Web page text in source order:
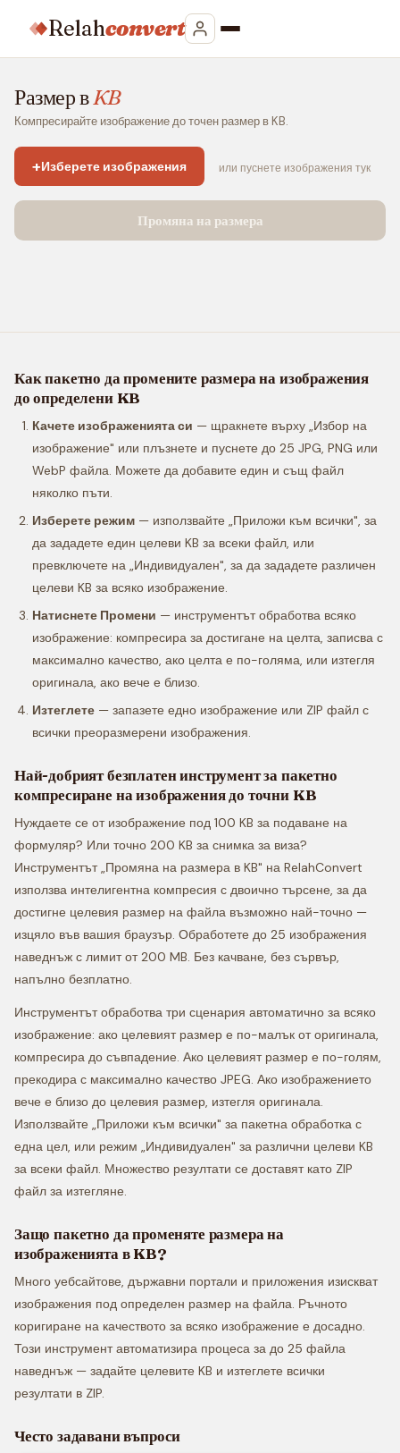
Relahconvert
Размер вKB
Компресирайте изображение до точен размер в KB.
+Изберете изображения или пуснете изображения тук
Промяна на размера
Как пакетно да промените размера на изображения
до определени KB
Качете изображенията си — щракнете върху „Избор на
изображение" или плъзнете и пуснете до 25 JPG, PNG или
WebP файла. Можете да добавите един и същ файл
няколко пъти.
Изберете режим — използвайте „Приложи към всички", за
да зададете един целеви KB за всеки файл, или
превключете на „Индивидуален", за да зададете различен
целеви KB за всяко изображение.
Натиснете Промени — инструментът обработва всяко
изображение: компресира за достигане на целта, записва с
максимално качество, ако целта е по-голяма, или изтегля
оригинала, ако вече е близо.
Изтеглете — запазете едно изображение или ZIP файл с
всички преоразмерени изображения.
Най-добрият безплатен инструмент за пакетно
компресиране на изображения до точни KB
Нуждаете се от изображение под 100 KB за подаване на
формуляр? Или точно 200 KB за снимка за виза?
Инструментът „Промяна на размера в KB" на RelahConvert
използва интелигентна компресия с двоично търсене, за да
достигне целевия размер на файла възможно най-точно —
изцяло във вашия браузър. Обработете до 25 изображения
наведнъж с лимит от 200 MB. Без качване, без сървър,
напълно безплатно.
Инструментът обработва три сценария автоматично за всяко
изображение: ако целевият размер е по-малък от оригинала,
компресира до съвпадение. Ако целевият размер е по-голям,
прекодира с максимално качество JPEG. Ако изображението
вече е близо до целевия размер, изтегля оригинала.
Използвайте „Приложи към всички" за пакетна обработка с
една цел, или режим „Индивидуален" за различни целеви KB
за всеки файл. Множество резултати се доставят като ZIP
файл за изтегляне.
Защо пакетно да променяте размера на
изображенията в KB?
Много уебсайтове, държавни портали и приложения изискват
изображения под определен размер на файла. Ръчното
коригиране на качеството за всяко изображение е досадно.
Този инструмент автоматизира процеса за до 25 файла
наведнъж — задайте целевите KB и изтеглете всички
резултати в ZIP.
Често задавани въпроси